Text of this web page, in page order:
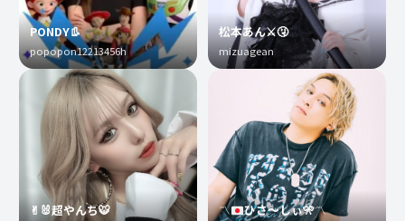
PONDY👢
popopon12213456h
✌︎🐰超やんち🐯
松本あん⚔️🤧
mizuagean
〽️ ひさ〜しぃ🎌〽️